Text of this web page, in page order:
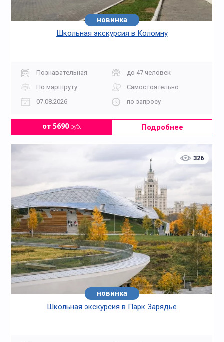
новинка
Школьная экскурсия в Коломну
Познавательная
до 47 человек
По маршруту
Самостоятельно
07.08.2026
по запросу
от 5690руб. Подробнее
326
новинка
Школьная экскурсия в Парк Зарядье